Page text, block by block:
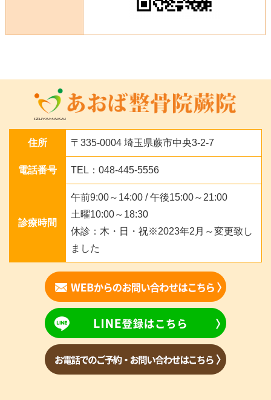
住所 〒335-0004 埼玉県蕨市中央3-2-7
電話番号 TEL：048-445-5556
診療時間
午前9:00～14:00 / 午後15:00～21:00
土曜10:00～18:30
休診：木・日・祝※2023年2月～変更致し
ました